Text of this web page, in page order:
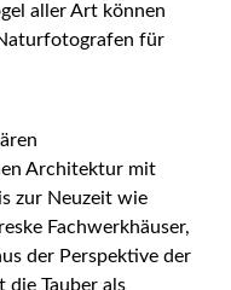
aller Art können
für
Architektur mit
zur Neuzeit wie
Fachwerkhäuser,
der Perspektive der
die Tauber als